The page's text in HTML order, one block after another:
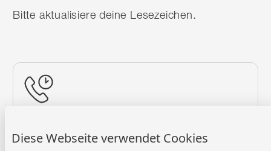
Diese Webseite verwendet Cookies
Bitte aktualisiere deine Lesezeichen.